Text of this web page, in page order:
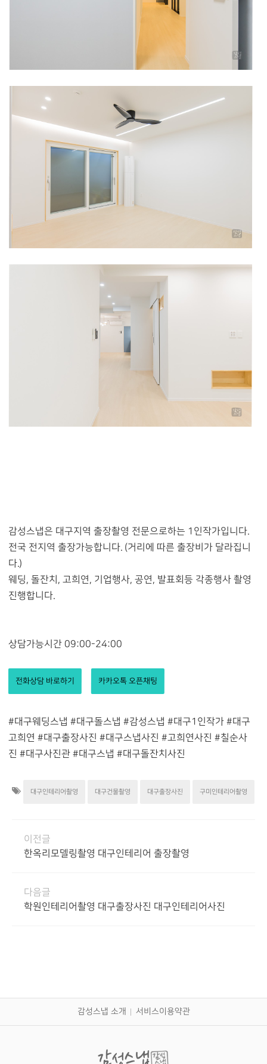
감성스냅은 대구지역 출장촬영 전문으로하는 1인작가입니다.
전국 전지역 출장가능합니다. (거리에 따른 출장비가 달라집니
다.)
웨딩, 돌잔치, 고희연, 기업행사, 공연, 발표회등 각종행사 촬영
진행합니다.
상담가능시간 09:00-24:00
전화상담 바로하기 카카오톡 오픈채팅
#대구웨딩스냅 #대구돌스냅 #감성스냅 #대구1인작가 #대구
고희연 #대구출장사진 #대구스냅사진 #고희연사진 #칠순사
진 #대구사진관 #대구스냅 #대구돌잔치사진
대구인테리어촬영 대구건물촬영 대구출장사진 구미인테리어촬영
이전글
한옥리모델링촬영 대구인테리어 출장촬영
다음글
학원인테리어촬영 대구출장사진 대구인테리어사진
감성스냅 소개 서비스이용약관